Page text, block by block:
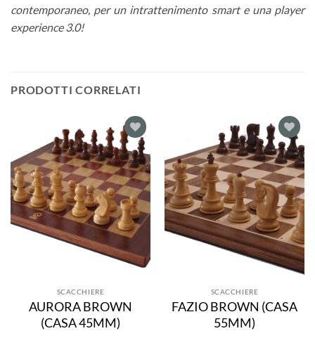
contemporaneo, per un intrattenimento smart e una player
experience 3.0!
PRODOTTI CORRELATI
Aggiungi
alla lista
dei
desideri
SCACCHIERE
AURORA BROWN
(CASA 45MM)
Aggiungi
alla lista
dei
desideri
SCACCHIERE
FAZIO BROWN (CASA
55MM)